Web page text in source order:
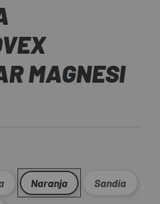
MAGNESI
Naranja Sandía